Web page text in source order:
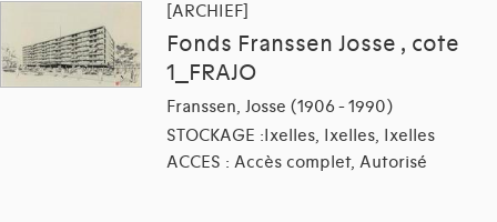
[ARCHIEF]
Fonds Franssen Josse , cote
1_FRAJO
Franssen, Josse (1906 - 1990)
STOCKAGE :Ixelles, Ixelles, Ixelles
ACCES : Accès complet, Autorisé